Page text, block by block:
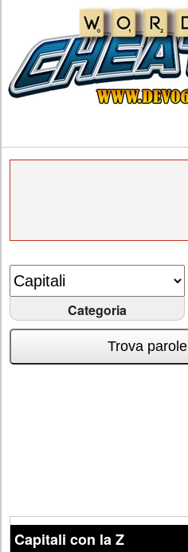
Categoria
Trova parole
Capitali con la Z